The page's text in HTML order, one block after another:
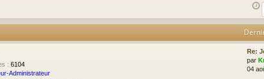
: 6104
Administrateur
Re:
par
04